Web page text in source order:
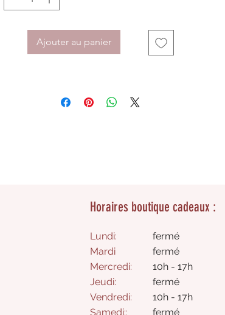
Ajouter au panier
Horaires boutique cadeaux :
Lundi:
Mardi
Mercredi:
Jeudi:
Vendredi:
Samedi::
fermé
fermé
10h - 17h
fermé​
10h - 17h
​fermé